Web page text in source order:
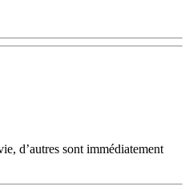
d’autres sont immédiatement